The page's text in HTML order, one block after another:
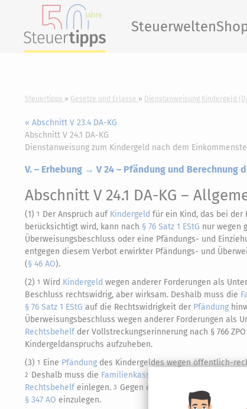
Steuerwelten
Steuertipps Gesetze und Erlasse Dienstanweisung Kindergeld
« Abschnitt V 23.4 DA-KG
Abschnitt V 24.1 DA-KG
Dienstanweisung zum Kindergeld nach dem
V. – Erhebung → V 24 – Pfändung und
Abschnitt V 24.1 DA-KG –
(1) 1 Der Anspruch auf Kindergeld für ein Kind, das bei der
berücksichtigt wird, kann nach § 76 Satz 1 EStG nur wegen
Überweisungsbeschluss oder eine Pfändungs- und
entgegen diesem Verbot erwirkter Pfändungs- und
(§ 46 AO).
(2) 1 Wird Kindergeld wegen anderer Forderungen als
Beschluss rechtswidrig, aber wirksam. Deshalb muss die
§ 76 Satz 1 EStG auf die Rechtswidrigkeit der Pfändung
Überweisungsbeschluss wegen anderer Forderungen als
Rechtsbehelfder Vollstreckungserinnerung nach § 766
Kindergeldanspruchs aufzuheben.
(3) 1 Eine Pfändung des Kindergeldes wegen öffentlich-
2 Deshalb muss die Familienkasse
Rechtsbehelfeinlegen. 3 Gegen eine Verfügung, die von
§ 347 AO einzulegen.